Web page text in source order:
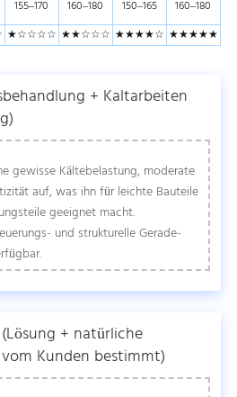
155–170 160–180 150–165
160–180
★☆☆☆☆ ★★☆☆☆ ★★★★☆ ★★★★★
+ Kaltarbeiten
gewisse Kältebelastung, moderate
auf, was ihn für leichte Bauteile
geeignet macht.
und strukturelle Gerade-
+ natürliche
Kunden bestimmt)